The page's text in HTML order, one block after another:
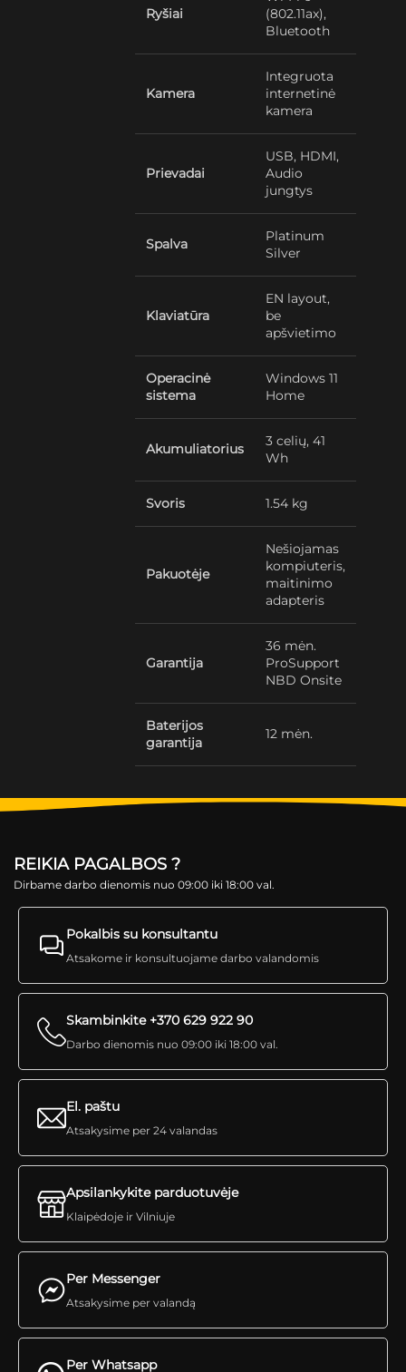
Ryšiai
(802.11ax),
Bluetooth
Kamera
Integruota
internetinė
kamera
Prievadai
USB, HDMI,
Audio
jungtys
Spalva
Platinum
Silver
Klaviatūra
EN layout,
be
apšvietimo
Operacinė
sistema
Windows 11
Home
Akumuliatorius
3 celių, 41
Wh
Svoris 1.54 kg
Pakuotėje
Nešiojamas
kompiuteris,
maitinimo
adapteris
Garantija
36 mėn.
ProSupport
NBD Onsite
Baterijos
garantija
12 mėn.
REIKIA PAGALBOS ?
Dirbame darbo dienomis nuo 09:00 iki 18:00 val.
Pokalbis su konsultantu
Atsakome ir konsultuojame darbo valandomis
Skambinkite +370 629 922 90
Darbo dienomis nuo 09:00 iki 18:00 val.
Per Messenger
Atsakysime per valandą
El. paštu
Atsakysime per 24 valandas
Apsilankykite parduotuvėje
Klaipėdoje ir Vilniuje
Per Whatsapp